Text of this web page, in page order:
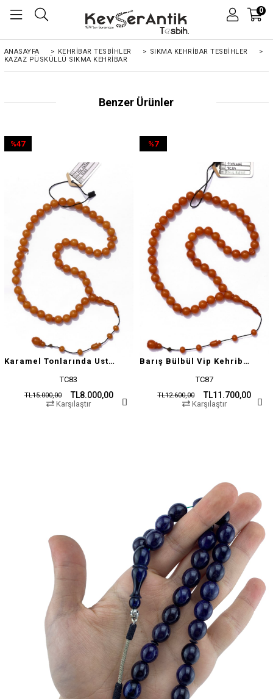
0
ANASAYFA > KEHRIBAR TESBIHLER > SIKMA KEHRİBAR TESBİHLER
>
KAZAZ PÜSKÜLLÜ SIKMA KEHRIBAR
Benzer Ürünler
Karamel Tonlarında Usta İşçilikli Tesbih
TC83
TL8.000,00
TL15.000,00
%47
Karşılaştır
Barış Bülbül Vip Kehribar Tesbih
TC87
TL11.700,00
TL12.600,00
%7
Karşılaştır